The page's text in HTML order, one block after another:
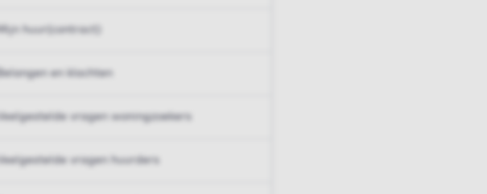
Mijn huur(contract)
Belangen en klachten
Veelgestelde vragen woningzoekers
Veelgestelde vragen huurders